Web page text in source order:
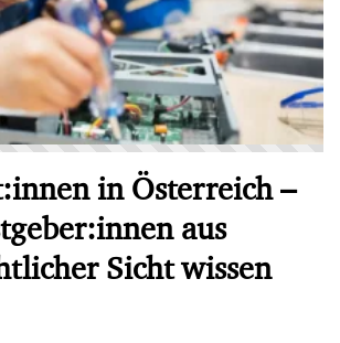
in Österreich –
aus
Sicht wissen